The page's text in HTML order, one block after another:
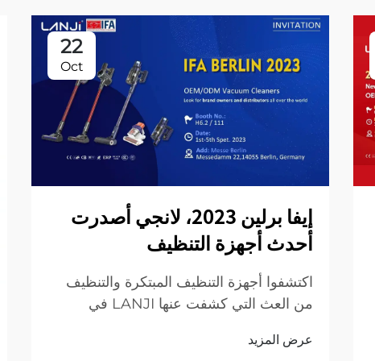
22
Oct
إيفا برلين 2023، لانجي أصدرت
أحدث أجهزة التنظيف
اكتشفوا أجهزة التنظيف المبتكرة والتنظيف
من العث التي كشفت عنها LANJI في
التنظيف مع حلول ذكية وفعالة وودية للبيئة.
عرض المزيد